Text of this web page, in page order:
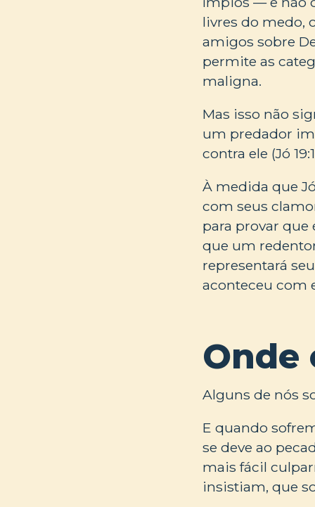
livres do medo,
amigos sobre
permite as
maligna.
Mas isso não
um predador
contra ele (Jó
À medida que
com seus
para provar que
que um
representará
aconteceu com
Onde
Alguns de nós
E quando
se deve ao
mais fácil
insistiam, que